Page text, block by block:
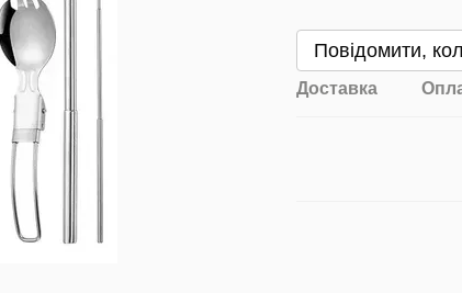
В
Повідомити,
Доставка